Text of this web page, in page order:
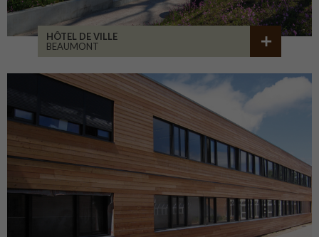
HÔTEL DE VILLE
BEAUMONT